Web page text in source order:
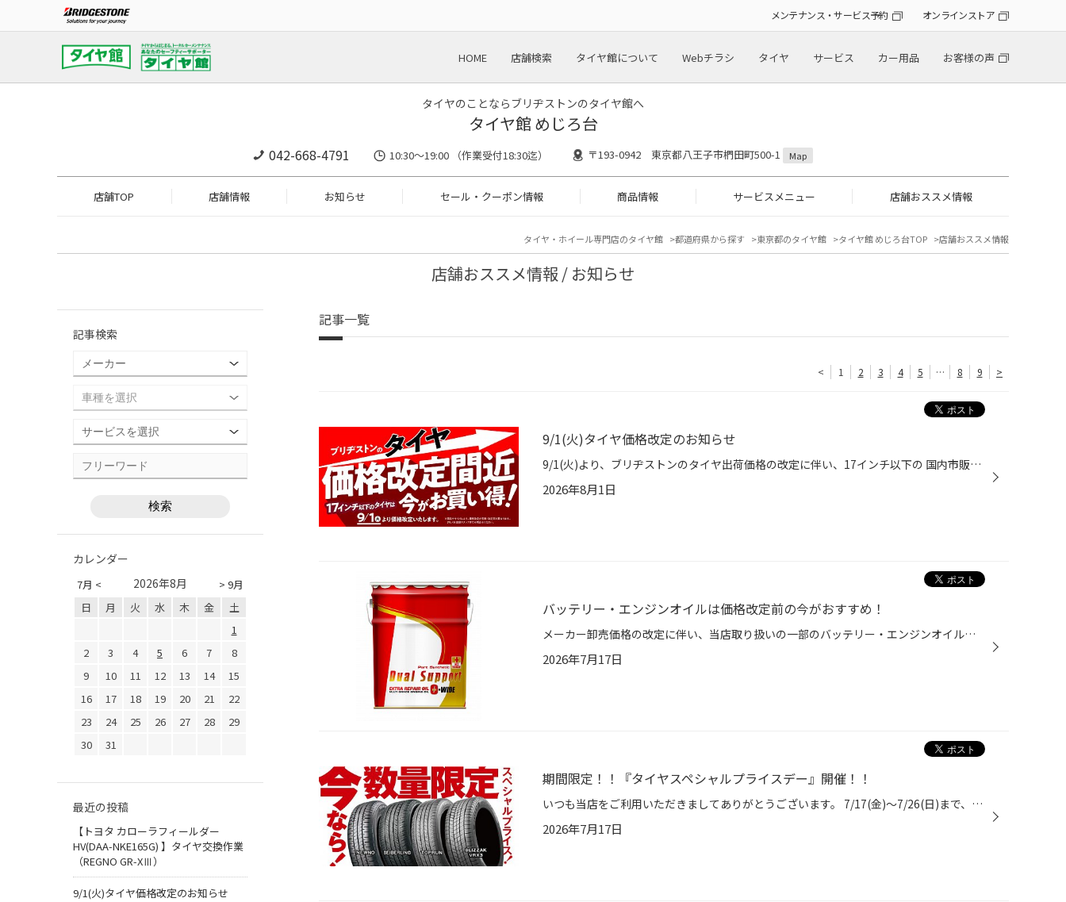
メンテナンス・サービス予約 オンラインストア
HOME 店舗検索 タイヤ館について Webチラシ タイヤ サービス カー用品 お客様の声
タイヤのことならブリヂストンのタイヤ館へ
タイヤ館 めじろ台
042-668-4791 10:30～19:00 （作業受付18:30迄） 〒193-0942 東京都八王子市椚田町500-1 Map
店舗TOP 店舗情報 お知らせ セール・クーポン情報 商品情報 サービスメニュー 店舗おススメ情報
タイヤ・ホイール専門店のタイヤ館 都道府県から探す 東京都のタイヤ館 タイヤ館 めじろ台TOP 店舗おススメ情報
店舗おススメ情報 / お知らせ
記事一覧
< 1 2 3 4 5 … 8 9 >
9/1(火)タイヤ価格改定のお知らせ
9/1(火)より、ブリヂストンのタイヤ出荷価格の改定に伴い、17インチ以下の 国内市販用タイヤ(夏/冬)の価格改定を実施させていただきます。 ※価格改定前の価格での対応については、8/31(月)までの作業実施が対象となっております。 ※商品によって改定率等が異なります。価格改定についてはこちらをご...
2026年8月1日
バッテリー・エンジンオイルは価格改定前の今がおすすめ！
メーカー卸売価格の改定に伴い、当店取り扱いの一部のバッテリー・エンジンオイルの価格改定を 8/1より随時実施させていただきます。 現状の価格改定前の価格での対応については、各製品の値上がり前日までの作業実施が対象となっております。 夏休みでお出かけ予定の方やそろそろ交換時期を迎えて...
2026年7月17日
期間限定！！『タイヤスペシャルプライスデー』開催！！
いつも当店をご利用いただきましてありがとうございます。 7/17(金)～7/26(日)まで、コクピット・タイヤ館におきまして、 期間限定！ サイズ限定！！ 数量限定！！！ お得にお買い求めいただける、「タイヤスペシャルプライスデー」がスタートします！ お得なタイヤのご紹介！！ NEWNO 155/65R14 タ...
2026年7月17日
記事検索
カレンダー
7月 < > 9月
2026年8月
日 月 火 水 木 金
土
1
2
3 4 5 6 7
8
9
10 11 12 13 14
15
16
17 18 19 20 21
22
23
24 25 26 27 28
29
30
31
最近の投稿
【トヨタ カローラフィールダー
HV(DAA-NKE165G) 】タイヤ交換作業
（REGNO GR-XⅢ）
9/1(火)タイヤ価格改定のお知らせ